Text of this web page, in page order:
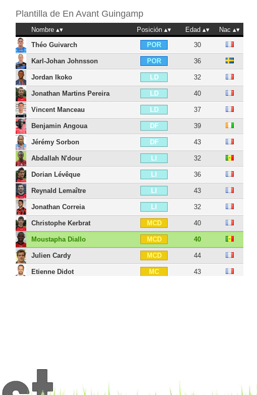
Plantilla de En Avant Guingamp
Nombre Posición Edad
Nac
Théo Guivarch
POR 30
Karl-Johan Johnsson POR 36
Jordan Ikoko LD 32
Jonathan Martins Pereira LD 40
Vincent Manceau LD 37
Benjamin Angoua DF 39
Jérémy Sorbon DF 43
Abdallah N'dour LI 32
Dorian Lévêque LI 36
Reynald Lemaître LI 43
Jonathan Correia LI 32
Christophe Kerbrat MCD 40
Moustapha Diallo MCD 40
Julien Cardy MCD 44
Etienne Didot MC 43
Bryan Pelé
Abdoul Camara